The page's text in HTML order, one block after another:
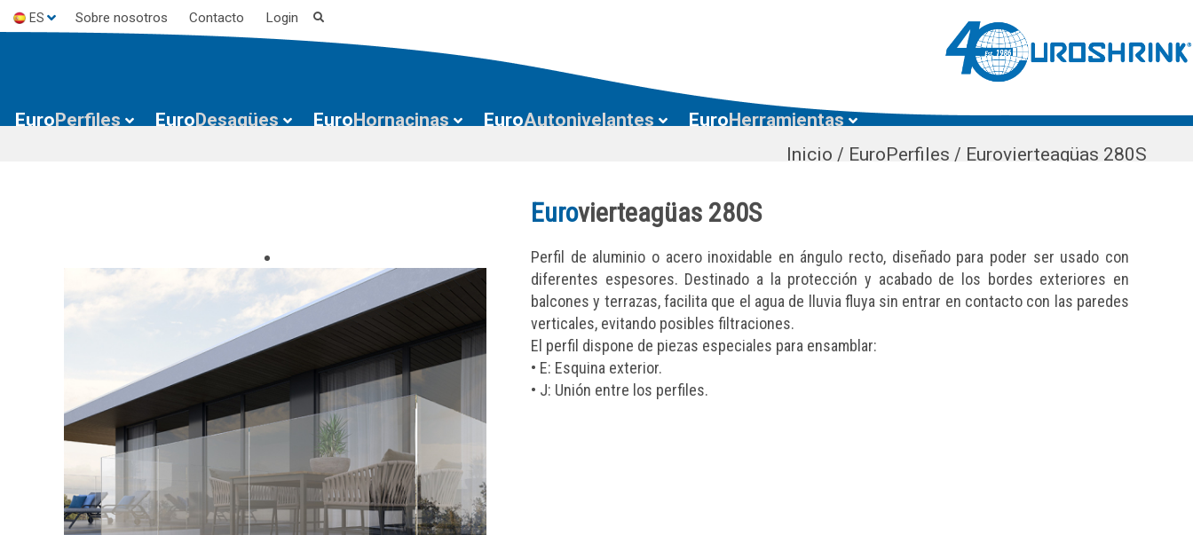
ES Sobre nosotros Contacto Login
EuroPerfiles EuroDesagües EuroHornacinas EuroAutonivelantes EuroHerramientas
Inicio / EuroPerfiles / Eurovierteagüas 280S
Eurovierteagüas 280S
Perfil de aluminio o acero inoxidable en ángulo recto, diseñado para poder ser usado con
diferentes espesores. Destinado a la protección y acabado de los bordes exteriores en
balcones y terrazas, facilita que el agua de lluvia fluya sin entrar en contacto con las paredes
verticales, evitando posibles filtraciones.
El perfil dispone de piezas especiales para ensamblar:
• E: Esquina exterior.
• J: Unión entre los perfiles.